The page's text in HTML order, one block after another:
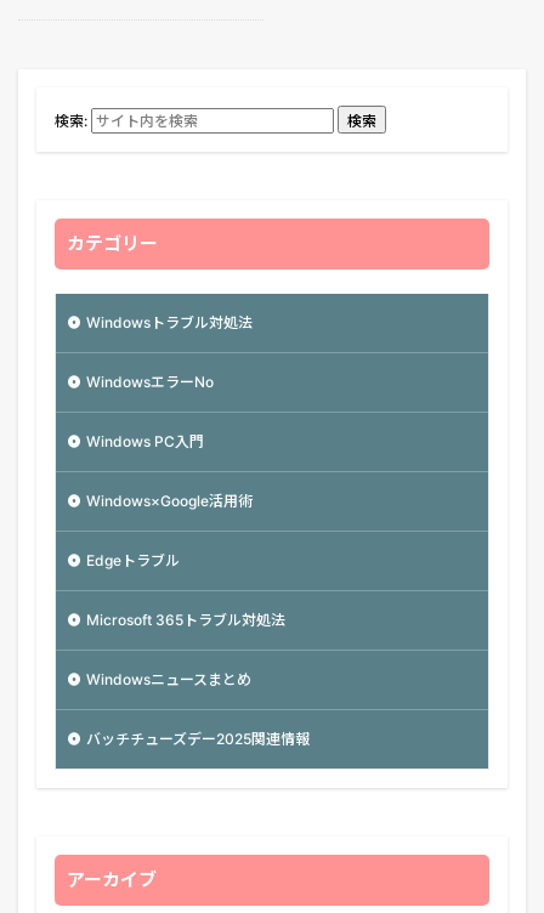
検索: 検索
カテゴリー
Windowsトラブル対処法
WindowsエラーNo
Windows PC入門
Windows×Google活用術
Edgeトラブル
Microsoft 365トラブル対処法
Windowsニュースまとめ
バッチチューズデー2025関連情報
アーカイブ